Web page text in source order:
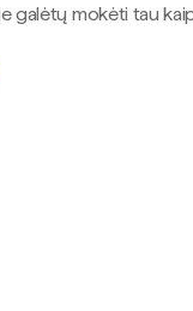
galėtų mokėti tau